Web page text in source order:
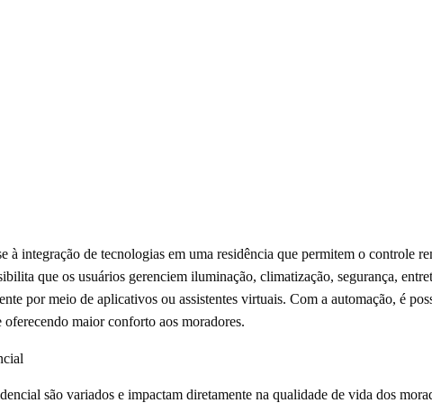
à integração de tecnologias em uma residência que permitem o controle
que os usuários gerenciem iluminação, climatização, segurança,
por meio de aplicativos ou assistentes virtuais. Com a automação, é
maior conforto aos moradores.
são variados e impactam diretamente na qualidade de vida dos